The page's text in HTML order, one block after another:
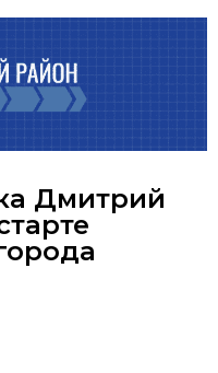
Дмитрий